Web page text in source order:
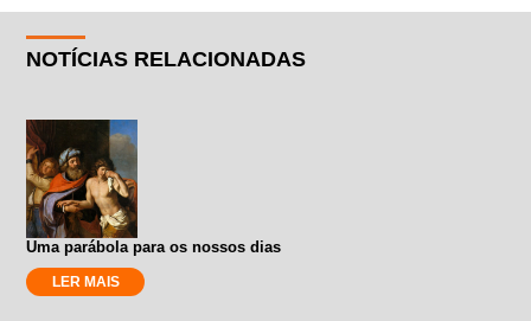
NOTÍCIAS RELACIONADAS
Uma parábola para os nossos dias
LER MAIS